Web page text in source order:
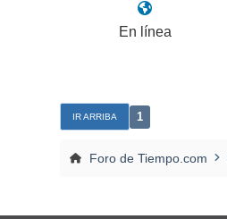
En línea
IR ARRIBA 1
Foro de Tiempo.com